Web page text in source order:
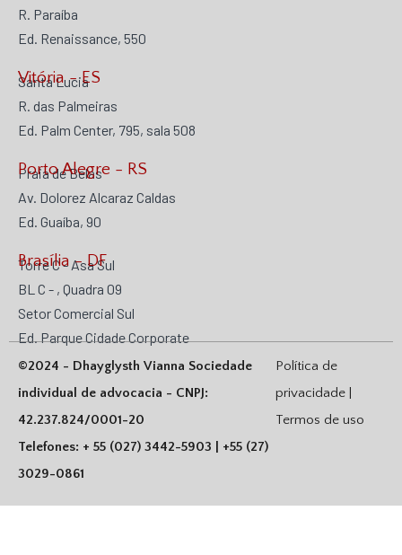
R. Paraíba
Ed. Renaissance, 550
Santa Lucia
R. das Palmeiras
Ed. Palm Center, 795, sala 508
Vitória - ES
Praia de Belas
Av. Dolorez Alcaraz Caldas
Ed. Guaíba, 90
Porto Alegre - RS
Torre C - Asa Sul
BL C - , Quadra 09
Setor Comercial Sul
Ed. Parque Cidade Corporate
Brasília - DF
©2024 - Dhayglysth Vianna Sociedade
individual de advocacia - CNPJ:
42.237.824/0001-20
Telefones: + 55 (027) 3442-5903 | +55 (27)
3029-0861
Política de
privacidade |
Termos de uso